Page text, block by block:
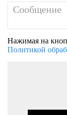
Нажимая на
Политикой